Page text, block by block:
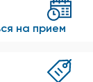
на прием